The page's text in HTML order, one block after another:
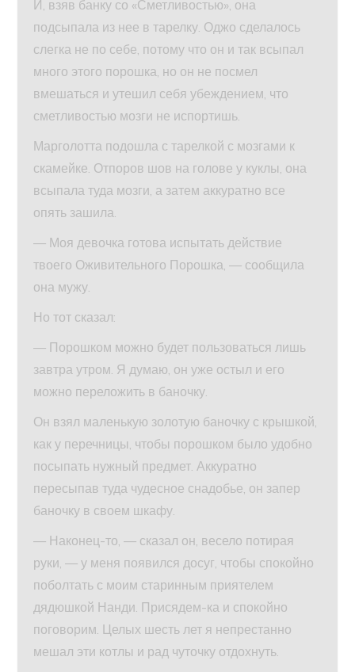
И, взяв банку со «Сметливостью», она
подсыпала из нее в тарелку. Оджо сделалось
слегка не по себе, потому что он и так всыпал
много этого порошка, но он не посмел
вмешаться и утешил себя убеждением, что
сметливостью мозги не испортишь.
Марголотта подошла с тарелкой с мозгами к
скамейке. Отпоров шов на голове у куклы, она
всыпала туда мозги, а затем аккуратно все
опять зашила.
— Моя девочка готова испытать действие
твоего Оживительного Порошка, — сообщила
она мужу.
Но тот сказал:
— Порошком можно будет пользоваться лишь
завтра утром. Я думаю, он уже остыл и его
можно переложить в баночку.
Он взял маленькую золотую баночку с крышкой,
как у перечницы, чтобы порошком было удобно
посыпать нужный предмет. Аккуратно
пересыпав туда чудесное снадобье, он запер
баночку в своем шкафу.
— Наконец-то, — сказал он, весело потирая
руки, — у меня появился досуг, чтобы спокойно
поболтать с моим старинным приятелем
дядюшкой Нанди. Присядем-ка и спокойно
поговорим. Целых шесть лет я непрестанно
мешал эти котлы и рад чуточку отдохнуть.